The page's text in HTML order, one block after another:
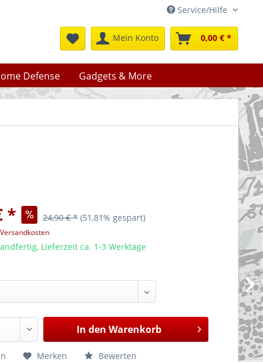
Service/Hilfe
Mein Konto 0,00 € *
Defense Gadgets & More
* 24,90 € * (51,81% gespart)
Lieferzeit ca. 1-3 Werktage
In den Warenkorb
Merken
Bewerten